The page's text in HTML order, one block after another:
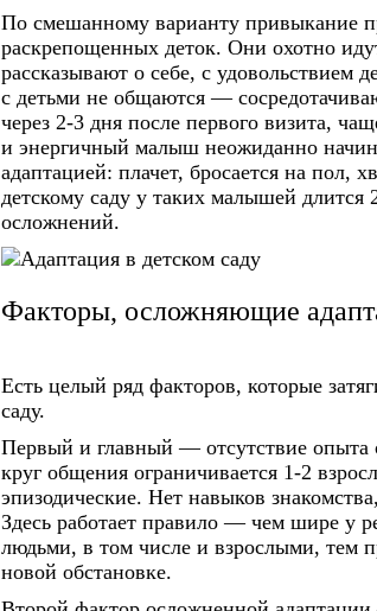
По смешанному варианту привыкание
раскрепощенных деток. Они охотно
рассказывают о себе, с удовольствием
с детьми не общаются —
через 2-3 дня после первого визита,
и энергичный малыш неожиданно
адаптацией: плачет, бросается на пол,
детскому саду у таких малышей длится
осложнений.
Факторы, осложняющие
Есть целый ряд факторов, которые
саду.
Первый и главный— отсутствие
круг общения ограничивается 1-2
эпизодические. Нет навыков
Здесь работает правило — чем шире у
людьми, в том числе и взрослыми, тем
новой обстановке.